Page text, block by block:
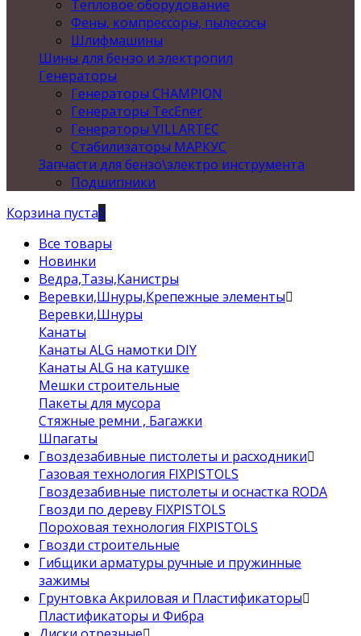
Тепловое оборудование
Фены, компрессоры, пылесосы
Шлифмашины
Шины для бензо и электропил
Генераторы
Генераторы CHAMPION
Генераторы TecEner
Генераторы VILLARTEC
Стабилизаторы МАРКУС
Запчасти для бензо\электро инструмента
Подшипники
Корзина пуста0
Все товары
Новинки
Ведра,Тазы,Канистры
Веревки,Шнуры,Крепежные элементы
Веревки,Шнуры
Канаты
Канаты ALG намотки DIY
Канаты ALG на катушке
Мешки строительные
Пакеты для мусора
Стяжные ремни , Багажки
Шпагаты
Гвоздезабивные пистолеты и расходники
Газовая технология FIXPISTOLS
Гвоздезабивные пистолеты и оснастка RODA
Гвозди по дереву FIXPISTOLS
Пороховая технология FIXPISTOLS
Гвозди строительные
Гибщики арматуры ручные и пружинные
зажимы
Грунтовка Акриловая и Пластификаторы
Пластификаторы и Фибра